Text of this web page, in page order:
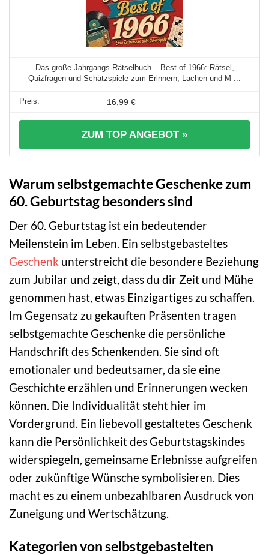
Das große Jahrgangs-Rätselbuch – Best of 1966: Rätsel,
Quizfragen und Schätzspiele zum Erinnern, Lachen und M ...
16,99 €
ZUM TOP ANGEBOT »
Warum selbstgemachte Geschenke zum
60. Geburtstag besonders sind
Der 60. Geburtstag ist ein bedeutender
Meilenstein im Leben. Ein selbstgebasteltes
Geschenk unterstreicht die besondere Beziehung
zum Jubilar und zeigt, dass du dir Zeit und Mühe
genommen hast, etwas Einzigartiges zu schaffen.
Im Gegensatz zu gekauften Präsenten tragen
selbstgemachte Geschenke die persönliche
Handschrift des Schenkenden. Sie sind oft
emotionaler und bedeutsamer, da sie eine
Geschichte erzählen und Erinnerungen wecken
können. Die Individualität steht hier im
Vordergrund. Ein liebevoll gestaltetes Geschenk
kann die Persönlichkeit des Geburtstagskindes
widerspiegeln, gemeinsame Erlebnisse aufgreifen
oder zukünftige Wünsche symbolisieren. Dies
macht es zu einem unbezahlbaren Ausdruck von
Zuneigung und Wertschätzung.
Kategorien von selbstgebastelten